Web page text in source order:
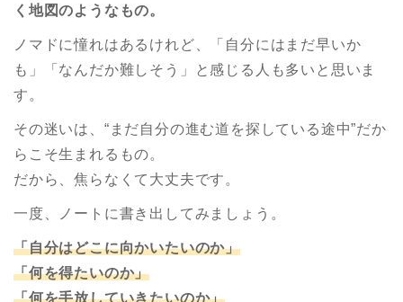
く地図のようなもの。
ノマドに憧れはあるけれど、「自分にはまだ早いか
も」「なんだか難しそう」と感じる人も多いと思いま
す。
その迷いは、“まだ自分の進む道を探している途中”だか
らこそ生まれるもの。
だから、焦らなくて大丈夫です。
一度、ノートに書き出してみましょう。
「自分はどこに向かいたいのか」
「何を得たいのか」
「何を手放していきたいのか」